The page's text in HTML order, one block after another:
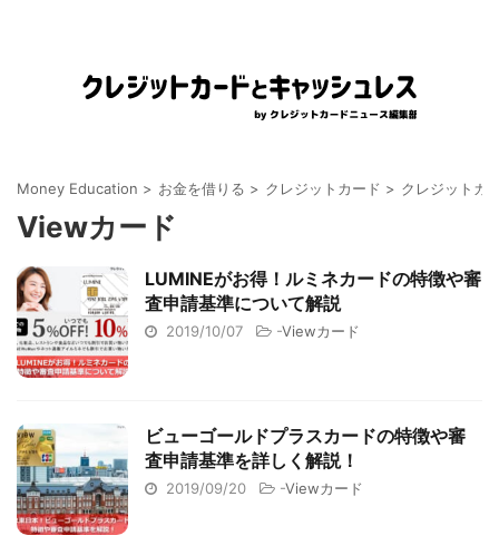
Money Education > お金を借りる > クレジットカード > クレジットカ
Viewカード
LUMINEがお得！ルミネカードの特徴や審
査申請基準について解説
2019/10/07 -Viewカード
ビューゴールドプラスカードの特徴や審
査申請基準を詳しく解説！
2019/09/20 -Viewカード